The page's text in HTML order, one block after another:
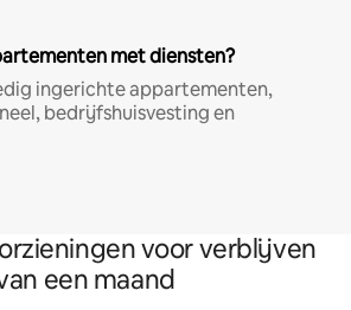
met diensten?
ingerichte appartementen,
bedrijfshuisvesting en
voor verblijven
een maand